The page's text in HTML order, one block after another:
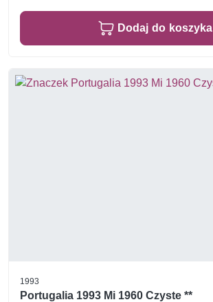
Dodaj do koszyka
1993
Portugalia 1993 Mi 1960 Czyste **